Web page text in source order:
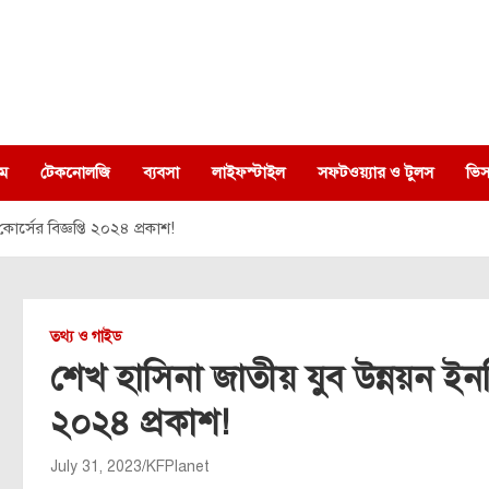
টেকনোলজি ব্যবসা লাইফস্টাইল সফটওয়্যার ও টুলস
বিজ্ঞপ্তি ২০২৪ প্রকাশ!
তথ্য ও গাইড
শেখ হাসিনা জাতীয় যুব উন্নয়ন
২০২৪ প্রকাশ!
July 31, 2023 KFPlanet